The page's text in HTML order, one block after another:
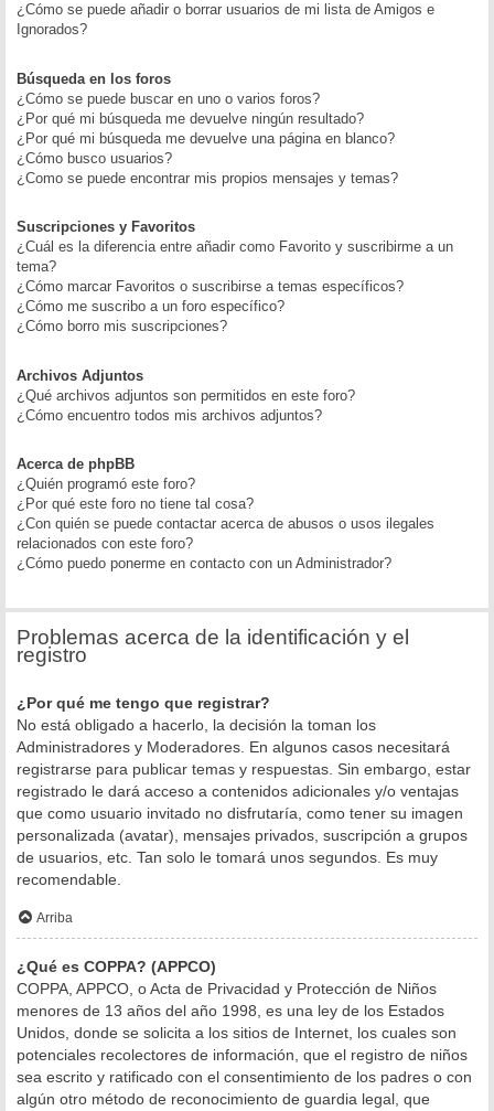
¿Cómo se puede añadir o borrar usuarios de mi lista de Amigos e
Ignorados?
Búsqueda en los foros
¿Cómo se puede buscar en uno o varios foros?
¿Por qué mi búsqueda me devuelve ningún resultado?
¿Por qué mi búsqueda me devuelve una página en blanco?
¿Cómo busco usuarios?
¿Como se puede encontrar mis propios mensajes y temas?
Suscripciones y Favoritos
¿Cuál es la diferencia entre añadir como Favorito y suscribirme a un
tema?
¿Cómo marcar Favoritos o suscribirse a temas específicos?
¿Cómo me suscribo a un foro específico?
¿Cómo borro mis suscripciones?
Archivos Adjuntos
¿Qué archivos adjuntos son permitidos en este foro?
¿Cómo encuentro todos mis archivos adjuntos?
Acerca de phpBB
¿Quién programó este foro?
¿Por qué este foro no tiene tal cosa?
¿Con quién se puede contactar acerca de abusos o usos ilegales
relacionados con este foro?
¿Cómo puedo ponerme en contacto con un Administrador?
Problemas acerca de la identificación y el
registro
¿Por qué me tengo que registrar?
No está obligado a hacerlo, la decisión la toman los
Administradores y Moderadores. En algunos casos necesitará
registrarse para publicar temas y respuestas. Sin embargo, estar
registrado le dará acceso a contenidos adicionales y/o ventajas
que como usuario invitado no disfrutaría, como tener su imagen
personalizada (avatar), mensajes privados, suscripción a grupos
de usuarios, etc. Tan solo le tomará unos segundos. Es muy
recomendable.
Arriba
¿Qué es COPPA? (APPCO)
COPPA, APPCO, o Acta de Privacidad y Protección de Niños
menores de 13 años del año 1998, es una ley de los Estados
Unidos, donde se solicita a los sitios de Internet, los cuales son
potenciales recolectores de información, que el registro de niños
sea escrito y ratificado con el consentimiento de los padres o con
algún otro método de reconocimiento de guardia legal, que